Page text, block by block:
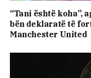
“Tani është koha”,
bën deklaratë të
Manchester United